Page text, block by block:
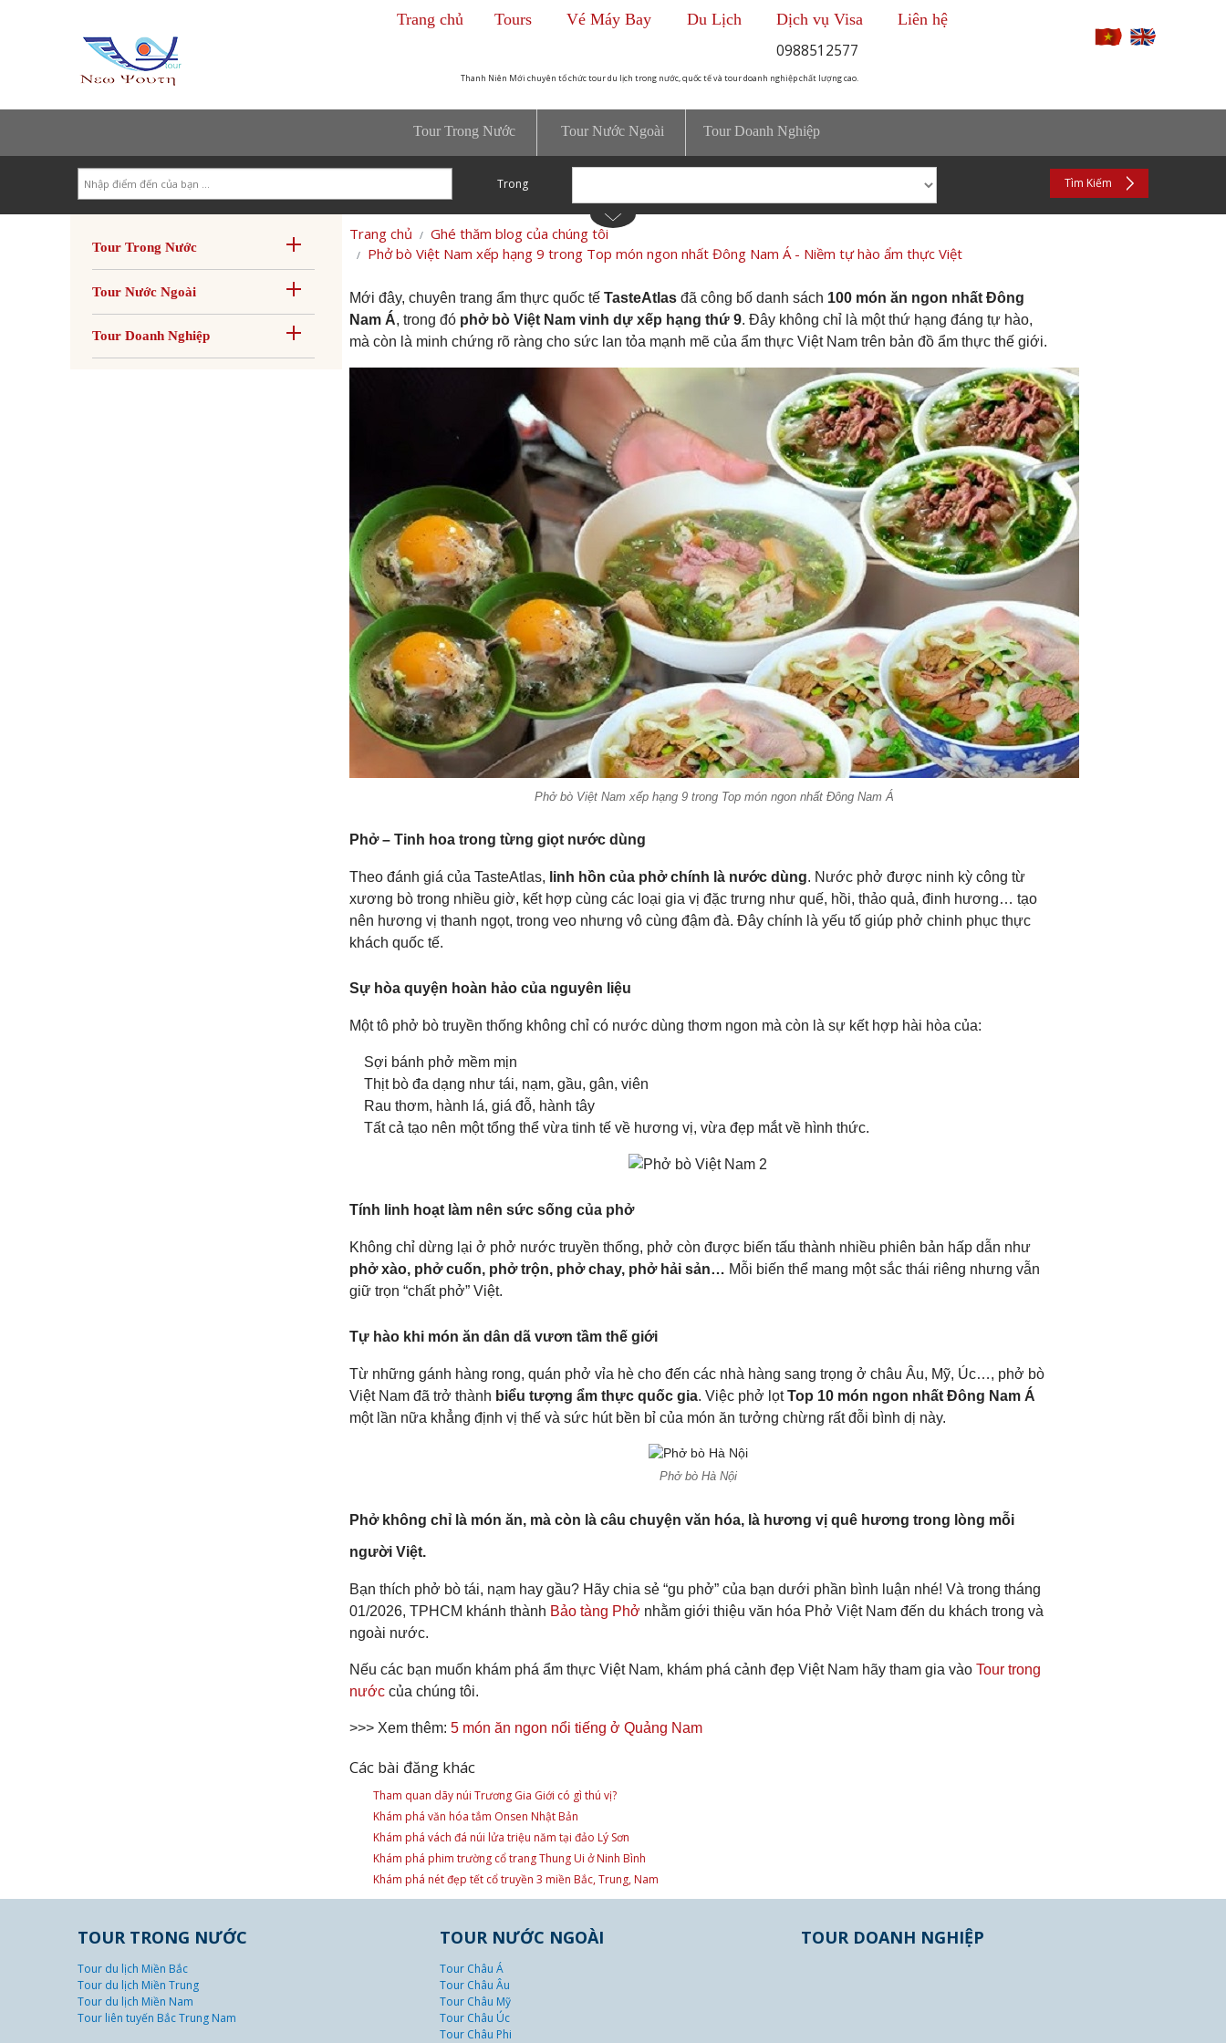
0988512577
Thanh Niên Mới chuyên tổ chức tour du lịch trong nước, quốc tế và tour doanh nghiệp chất lượng cao.
Trang chủ Tours Vé Máy Bay Du Lịch Dịch vụ Visa Liên hệ
Tour Trong Nước Tour Nước Ngoài Tour Doanh Nghiệp
Search
Trong Tìm Kiếm
Tour Trong Nước
Tour Nước Ngoài
Tour Doanh Nghiệp
Trang chủ
Ghé thăm blog của chúng tôi
Phở bò Việt Nam xếp hạng 9 trong Top món ngon nhất Đông Nam Á - Niềm tự hào ẩm thực Việt
Mới đây, chuyên trang ẩm thực quốc tế TasteAtlasđã công bố danh sách 100 món ăn ngon nhất Đông
Nam Á, trong đó phở bò Việt Nam vinh dự xếp hạng thứ 9. Đây không chỉ là một thứ hạng đáng tự hào,
mà còn là minh chứng rõ ràng cho sức lan tỏa mạnh mẽ của ẩm thực Việt Nam trên bản đồ ẩm thực thế giới.
Phở bò Việt Nam xếp hạng 9 trong Top món ngon nhất Đông Nam Á
Phở – Tinh hoa trong từng giọt nước dùng
Theo đánh giá của TasteAtlas, linh hồn của phở chính là nước dùng. Nước phở được ninh kỳ công từ
xương bò trong nhiều giờ, kết hợp cùng các loại gia vị đặc trưng như quế, hồi, thảo quả, đinh hương… tạo
nên hương vị thanh ngọt, trong veo nhưng vô cùng đậm đà. Đây chính là yếu tố giúp phở chinh phục thực
khách quốc tế.
Sự hòa quyện hoàn hảo của nguyên liệu
Một tô phở bò truyền thống không chỉ có nước dùng thơm ngon mà còn là sự kết hợp hài hòa của:
Sợi bánh phở mềm mịn
Thịt bò đa dạng như tái, nạm, gầu, gân, viên
Rau thơm, hành lá, giá đỗ, hành tây
Tất cả tạo nên một tổng thể vừa tinh tế về hương vị, vừa đẹp mắt về hình thức.
Tính linh hoạt làm nên sức sống của phở
Không chỉ dừng lại ở phở nước truyền thống, phở còn được biến tấu thành nhiều phiên bản hấp dẫn như
phở xào, phở cuốn, phở trộn, phở chay, phở hải sản… Mỗi biến thể mang một sắc thái riêng nhưng vẫn
giữ trọn “chất phở” Việt.
Tự hào khi món ăn dân dã vươn tầm thế giới
Từ những gánh hàng rong, quán phở vỉa hè cho đến các nhà hàng sang trọng ở châu Âu, Mỹ, Úc…, phở bò
Việt Nam đã trở thành biểu tượng ẩm thực quốc gia. Việc phở lọtTop 10 món ngon nhất Đông Nam Á
một lần nữa khẳng định vị thế và sức hút bền bỉ của món ăn tưởng chừng rất đỗi bình dị này.
Phở bò Hà Nội
Phở không chỉ là món ăn, mà còn là câu chuyện văn hóa, là hương vị quê hương trong lòng mỗi
người Việt.
Bạn thích phở bò tái, nạm hay gầu? Hãy chia sẻ “gu phở” của bạn dưới phần bình luận nhé! Và trong tháng
01/2026, TPHCM khánh thành Bảo tàng Phở nhằm giới thiệu văn hóa Phở Việt Nam đến du khách trong và
ngoài nước.
Nếu các bạn muốn khám phá ẩm thực Việt Nam, khám phá cảnh đẹp Việt Nam hãy tham gia vào Tour trong
nướccủa chúng tôi.
>>> Xem thêm: 5 món ăn ngon nổi tiếng ở Quảng Nam
Các bài đăng khác
Tham quan dãy núi Trương Gia Giới có gì thú vị?
Khám phá văn hóa tắm Onsen Nhật Bản
Khám phá vách đá núi lửa triệu năm tại đảo Lý Sơn
Khám phá phim trường cổ trang Thung Ui ở Ninh Bình
Khám phá nét đẹp tết cổ truyền 3 miền Bắc, Trung, Nam
TOUR TRONG NƯỚC
Tour du lịch Miền Bắc
Tour du lịch Miền Trung
Tour du lịch Miền Nam
Tour liên tuyến Bắc Trung Nam
TOUR NƯỚC NGOÀI
Tour Châu Á
Tour Châu Âu
Tour Châu Mỹ
Tour Châu Úc
Tour Châu Phi
TOUR DOANH NGHIỆP